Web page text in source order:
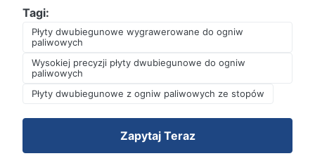
Tagi:
Płyty dwubiegunowe wygrawerowane do ogniw
paliwowych
Wysokiej precyzji płyty dwubiegunowe do ogniw
paliwowych
Płyty dwubiegunowe z ogniw paliwowych ze stopów
Zapytaj Teraz